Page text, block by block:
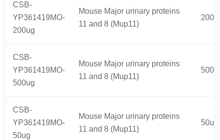
CSB-
YP361419MO-
200ug
Mouse Major urinary proteins
11 and 8 (Mup11)
CSB-
YP361419MO-
500ug
Mouse Major urinary proteins
11 and 8 (Mup11)
CSB-
YP361419MO-
50ug
Mouse Major urinary proteins
11 and 8 (Mup11)
50ug